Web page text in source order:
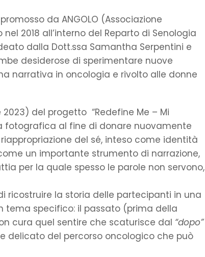
da ANGOLO (Associazione
2018 all’interno del Reparto di Senologia
dalla Dott.ssa Samantha Serpentini e
desiderose di sperimentare nuove
narrativa in oncologia e rivolto alle donne
del progetto “Redefine Me – Mi
fotografica al fine di donare nuovamente
del sé, inteso come identità
un importante strumento di narrazione,
per la quale spesso le parole non servono,
ricostruire la storia delle partecipanti in una
tema specifico: il passato (prima della
cura quel sentire che scaturisce dal “dopo”
delicato del percorso oncologico che può